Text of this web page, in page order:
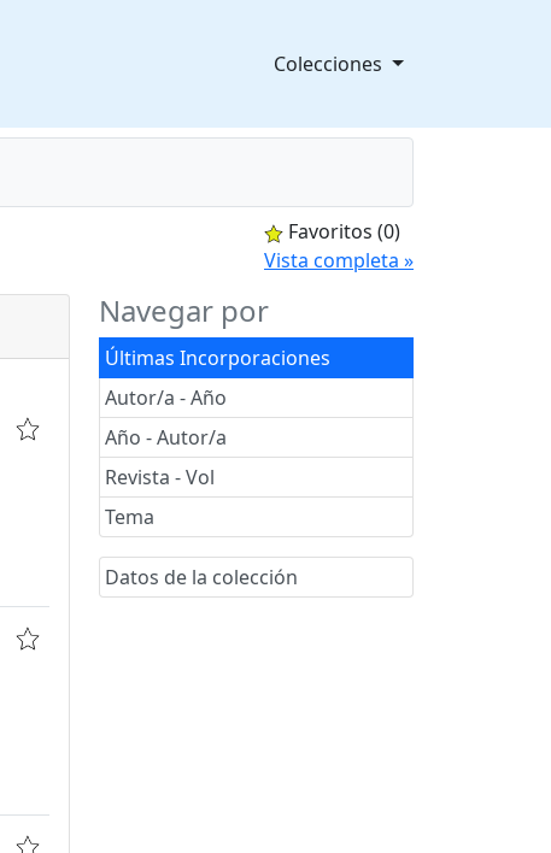
Colecciones
Favoritos (0)
Vista completa »
Navegar por
Últimas Incorporaciones
Autor/a - Año
Año - Autor/a
Revista - Vol
Tema
Datos de la colección